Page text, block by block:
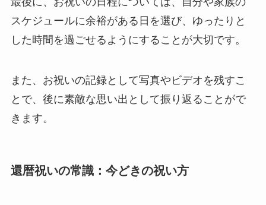
スケジュールに余裕がある日を選び、ゆったりと
した時間を過ごせるようにすることが大切です。
また、お祝いの記録として写真やビデオを残すこ
とで、後に素敵な思い出として振り返ることがで
きます。
還暦祝いの常識：今どきの祝い方